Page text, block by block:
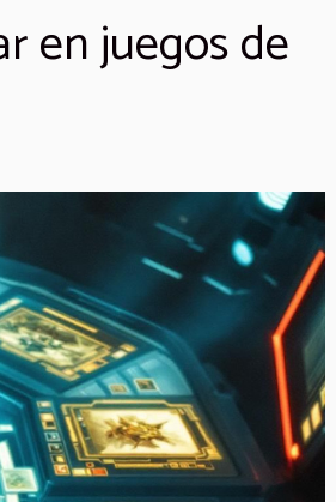
en juegos de